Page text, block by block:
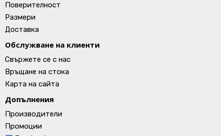
Поверителност
Размери
Доставка
Обслужване на клиенти
Свържете се с нас
Връщане на стока
Карта на сайта
Допълнения
Производители
Промоции